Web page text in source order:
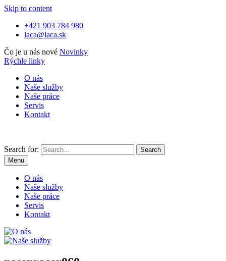
Skip to content
+421 903 784 980
laca@laca.sk
Čo je u nás nové Novinky
Rýchle linky
O nás
Naše služby
Naše práce
Servis
Kontakt
Search for:
Menu
O nás
Naše služby
Naše práce
Servis
Kontakt